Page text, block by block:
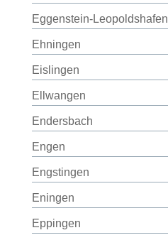
Eggenstein-Leopoldshafen
Ehningen
Eislingen
Ellwangen
Endersbach
Engen
Engstingen
Eningen
Eppingen